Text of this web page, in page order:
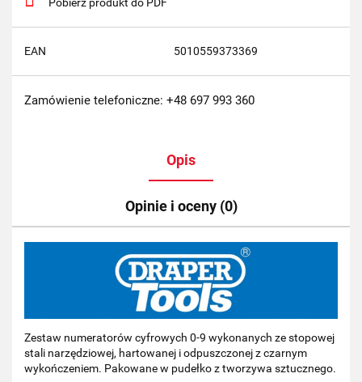
EAN 5010559373369
Zamówienie telefoniczne: +48 697 993 360
Opis
Opinie i oceny (0)
Zestaw numeratorów cyfrowych 0-9 wykonanych ze stopowej
stali narzędziowej, hartowanej i odpuszczonej z czarnym
wykończeniem. Pakowane w pudełko z tworzywa sztucznego.